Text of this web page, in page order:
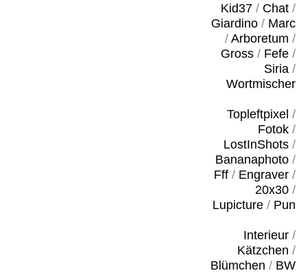
Kid37/ Chat/
Giardino/ Marc
/ Arboretum /
Gross/ Fefe/
Siria/
Wortmischer
Topleftpixel /
Fotok/
LostInShots/
Bananaphoto/
Fff/ Engraver/
20x30/
Lupicture/ Pun
Interieur/
Kätzchen /
Blümchen / BW